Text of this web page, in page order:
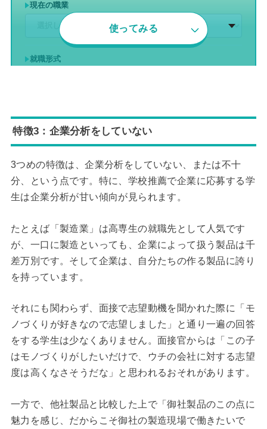
現在の職業
就職形式
ドや単語、数字
自己PR/ガクチカに入れたいエピソードに関するキーワード
や単語、数字
【個人情報の取り扱いについて】
送信データに氏名等の個人情報を入力される場合があるた
取得した個人情報は、リンク先に記載の範囲でのみ利用いた
します。
就活AIに送信する
使ってみる
特徴3：企業分析をしていない
3つめの特徴は、企業分析をしていない、または不十
分、という点です。特に、学校推薦で企業に応募する学
生は企業分析が甘い傾向が見られます。
たとえば「製造業」は高専生の就職先として人気です
が、一口に製造といっても、企業によって扱う製品は千
差万別です。そして企業は、自分たちの作る製品に誇り
を持っています。
それにも関わらず、面接で志望動機を聞かれた際に「モ
ノづくりが好きなので志望しました」と通り一遍の回答
をする学生は少なくありません。面接官からは「この子
はモノづくりがしたいだけで、ウチの会社に対する志望
度は高くなさそうだな」と思われるおそれがあります。
一方で、他社製品と比較した上で「御社製品のこの点に
魅力を感じ、だからこそ御社の製造現場で働きたいで